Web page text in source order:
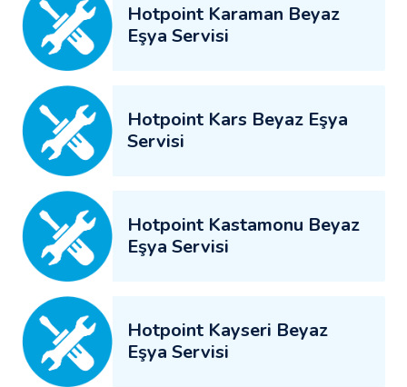
Hotpoint Karaman Beyaz
Eşya Servisi
Hotpoint Kars Beyaz Eşya
Servisi
Hotpoint Kastamonu Beyaz
Eşya Servisi
Hotpoint Kayseri Beyaz
Eşya Servisi